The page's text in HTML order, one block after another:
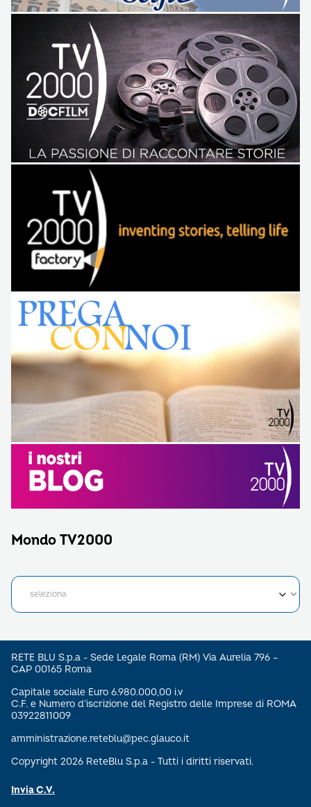
Mondo TV2000
RETE BLU S.p.a - Sede Legale Roma (RM) Via Aurelia 796 –
CAP 00165 Roma
Capitale sociale Euro 6.980.000,00 i.v
C.F. e Numero d’iscrizione del Registro delle Imprese di ROMA
03922811009
amministrazione.reteblu@pec.glauco.it
Copyright 2026 ReteBlu S.p.a - Tutti i diritti riservati.
Invia C.V.